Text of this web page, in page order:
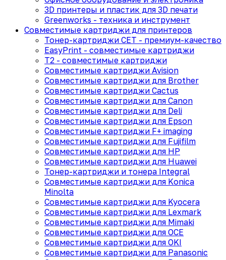
3D принтеры и пластик для 3D печати
Greenworks - техника и инструмент
Совместимые картриджи для принтеров
Тонер-картриджи CET - премиум-качество
EasyPrint - cовместимые картриджи
T2 - совместимые картриджи
Совместимые картриджи Avision
Совместимые картриджи для Brother
Совместимые картриджи Cactus
Совместимые картриджи для Canon
Совместимые картриджи для Deli
Совместимые картриджи для Epson
Совместимые картриджи F+ imaging
Совместимые картриджи для Fujifilm
Совместимые картриджи для HP
Совместимые картриджи для Huawei
Тонер-картриджи и тонера Integral
Совместимые картриджи для Konica
Minolta
Совместимые картриджи для Kyocera
Совместимые картриджи для Lexmark
Совместимые картриджи для Mimaki
Совместимые картриджи для OCE
Совместимые картриджи для OKI
Совместимые картриджи для Panasonic